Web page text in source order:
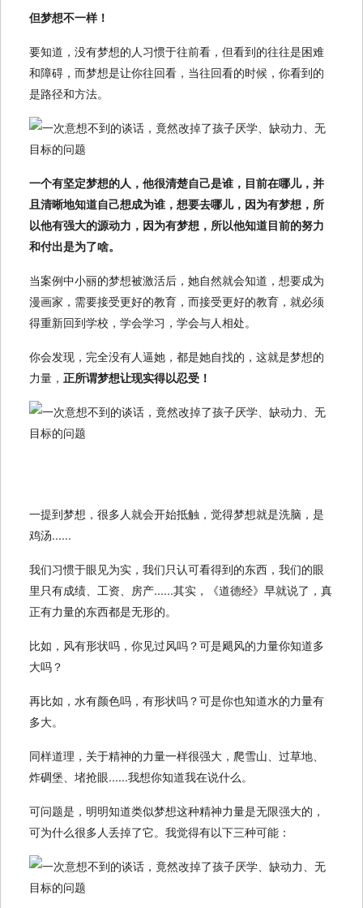
但梦想不一样！
要知道，没有梦想的人习惯于往前看，但看到的往往是困难
和障碍，而梦想是让你往回看，当往回看的时候，你看到的
是路径和方法。
一个有坚定梦想的人，他很清楚自己是谁，目前在哪儿，并
且清晰地知道自己想成为谁，想要去哪儿，因为有梦想，所
以他有强大的源动力，因为有梦想，所以他知道目前的努力
和付出是为了啥。
当案例中小丽的梦想被激活后，她自然就会知道，想要成为
漫画家，需要接受更好的教育，而接受更好的教育，就必须
得重新回到学校，学会学习，学会与人相处。
你会发现，完全没有人逼她，都是她自找的，这就是梦想的
力量， 正所谓梦想让现实得以忍受！
一提到梦想，很多人就会开始抵触，觉得梦想就是洗脑，是
鸡汤......
我们习惯于眼见为实，我们只认可看得到的东西，我们的眼
里只有成绩、工资、房产......其实，《道德经》早就说了，真
正有力量的东西都是无形的。
比如，风有形状吗，你见过风吗？可是飓风的力量你知道多
大吗？
再比如，水有颜色吗，有形状吗？可是你也知道水的力量有
多大。
同样道理，关于精神的力量一样很强大，爬雪山、过草地、
炸碉堡、堵抢眼......我想你知道我在说什么。
可问题是，明明知道类似梦想这种精神力量是无限强大的，
可为什么很多人丢掉了它。我觉得有以下三种可能：